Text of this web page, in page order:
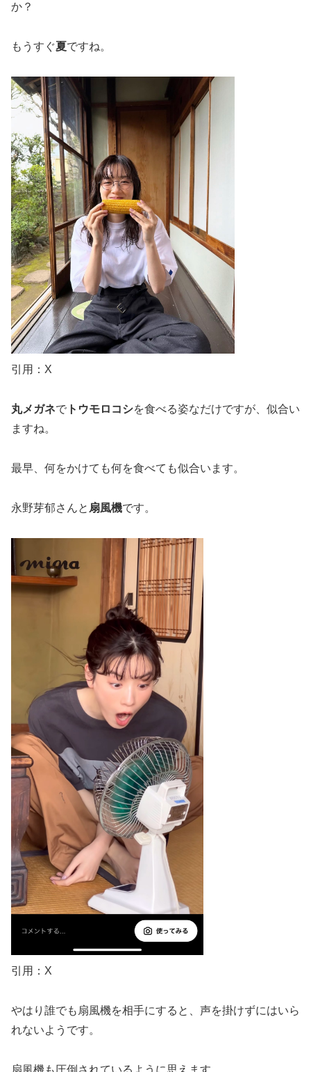
か？
もうすぐ夏ですね。
引用：X
丸メガネで トウモロコシを食べる姿なだけですが、似合い
ますね。
最早、何をかけても何を食べても似合います。
永野芽郁さんと 扇風機です。
引用：X
やはり誰でも扇風機を相手にすると、声を掛けずにはいら
れないようです。
扇風機も圧倒されているように思えます